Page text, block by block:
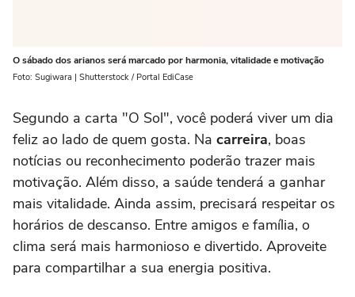
O sábado dos arianos será marcado por harmonia, vitalidade e motivação
Foto: Sugiwara | Shutterstock / Portal EdiCase
Segundo a carta "O Sol", você poderá viver um dia
feliz ao lado de quem gosta. Na carreira, boas
notícias ou reconhecimento poderão trazer mais
motivação. Além disso, a saúde tenderá a ganhar
mais vitalidade. Ainda assim, precisará respeitar os
horários de descanso. Entre amigos e família, o
clima será mais harmonioso e divertido. Aproveite
para compartilhar a sua energia positiva.